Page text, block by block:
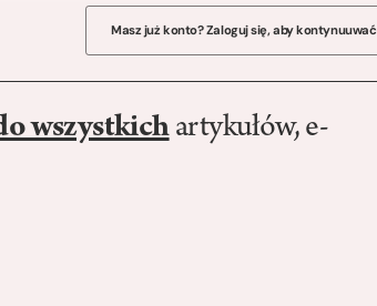
Masz już konto? Zaloguj się, aby kontynuuwać
wszystkichartykułów, e-